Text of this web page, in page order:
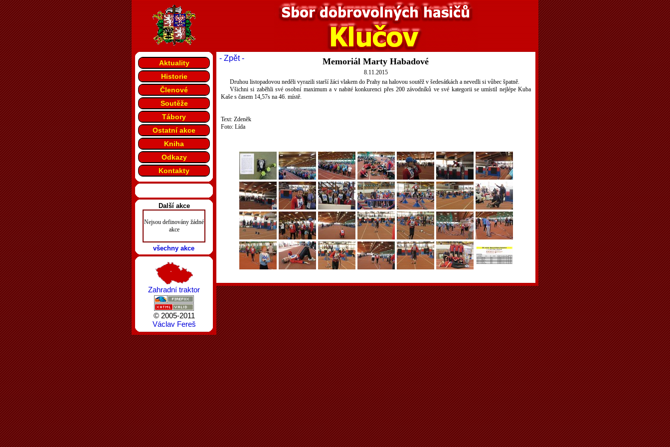
- Zpět - Memoriál Marty Habadové
8.11.2015
Druhou listopadovou neděli vyrazili starší žáci vlakem do Prahy na halovou soutěž v šedesátkách a nevedli si vůbec špatně.
Všichni si zaběhli své osobní maximum a v nabité konkurenci přes 200 závodníků ve své kategorii se umístil nejlépe Kuba
Kaše s časem 14,57s na 46. místě.
Text: Zdeněk
Foto: Lída
Aktuality
Historie
Členové
Soutěže
Tábory
Ostatní akce
Kniha
Odkazy
Kontakty
Další akce
Nejsou definovány žádné
akce
všechny akce
Zahradní traktor
© 2005-2011
Václav Fereš